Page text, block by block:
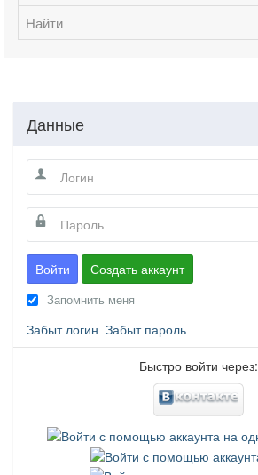
Найти
Данные
Войти Создать аккаунт
Запомнить меня
Забыт логин Забыт пароль
Быстро войти через: